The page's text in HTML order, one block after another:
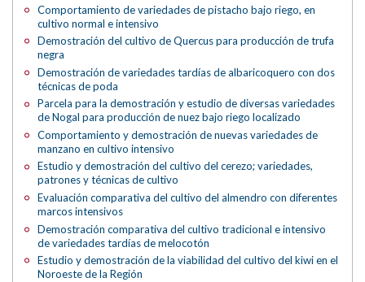
Comportamiento de variedades de pistacho bajo riego, en
cultivo normal e intensivo
Demostración del cultivo de Quercus para producción de trufa
negra
Demostración de variedades tardías de albaricoquero con dos
técnicas de poda
Parcela para la demostración y estudio de diversas variedades
de Nogal para producción de nuez bajo riego localizado
Comportamiento y demostración de nuevas variedades de
manzano en cultivo intensivo
Estudio y demostración del cultivo del cerezo; variedades,
patrones y técnicas de cultivo
Evaluación comparativa del cultivo del almendro con diferentes
marcos intensivos
Demostración comparativa del cultivo tradicional e intensivo
de variedades tardías de melocotón
Estudio y demostración de la viabilidad del cultivo del kiwi en el
Noroeste de la Región